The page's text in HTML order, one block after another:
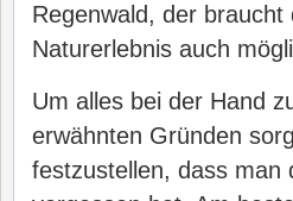
Regenwald, der
Naturerlebnis auch
Um alles bei der Hand
erwähnten Gründen
festzustellen, dass man